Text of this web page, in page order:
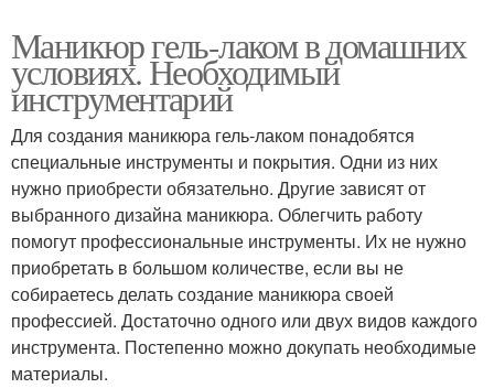
Маникюр гель-лаком в домашних
условиях. Необходимый
инструментарий
Для создания маникюра гель-лаком понадобятся
специальные инструменты и покрытия. Одни из них
нужно приобрести обязательно. Другие зависят от
выбранного дизайна маникюра. Облегчить работу
помогут профессиональные инструменты. Их не нужно
приобретать в большом количестве, если вы не
собираетесь делать создание маникюра своей
профессией. Достаточно одного или двух видов каждого
инструмента. Постепенно можно докупать необходимые
материалы.